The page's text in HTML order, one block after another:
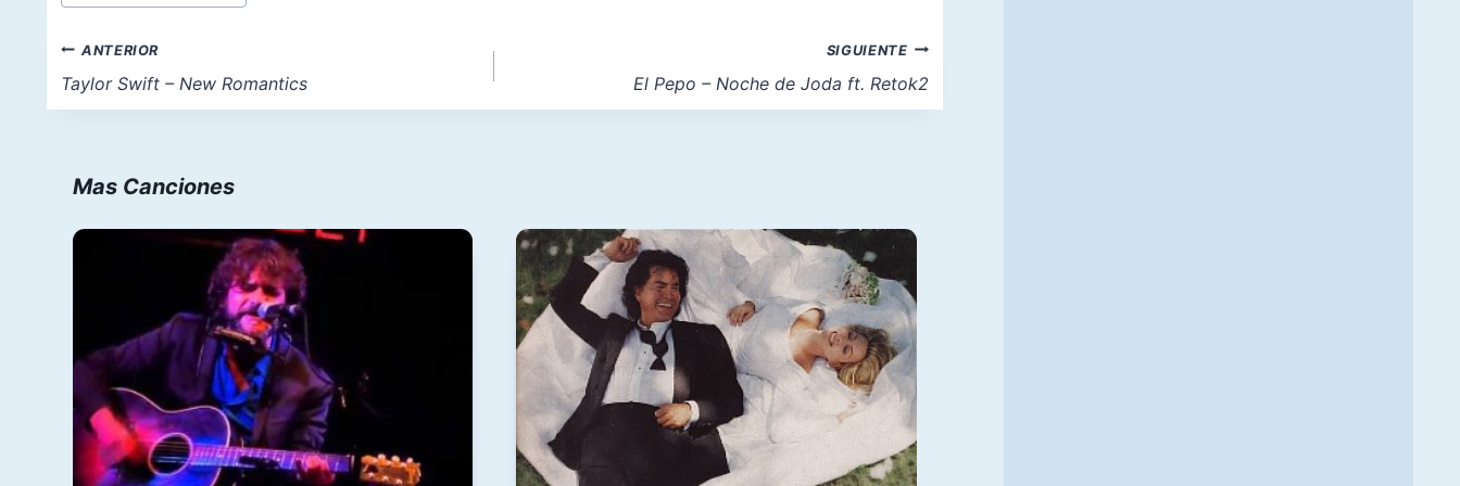
de
entrada:
Navegación
de
entradas
ANTERIOR
Taylor Swift – New Romantics
SIGUIENTE
El Pepo – Noche de Joda ft. Retok2
Mas Canciones